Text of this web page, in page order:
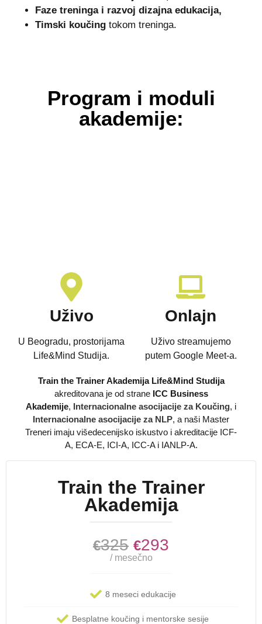
Faze treninga i razvoj dizajna edukacija,
Timski koučing tokom treninga.
Program i moduli
akademije:
Uživo
U Beogradu, prostorijama
Life&Mind Studija.
Onlajn
Uživo streamujemo
putem Google Meet-a.
Train the Trainer Akademija Life&Mind Studija
akreditovana je od strane ICC Business
Akademije, Internacionalne asocijacije za Koučing, i
Internacionalne asocijacije za NLP, a naši Master
Treneri imaju višedecenijsko iskustvo i akreditacije ICF-
A, ECA-E, ICI-A, ICC-A i IANLP-A.
Train the Trainer
Akademija
€325 €293
/ mesečno
8 meseci edukacije
Besplatne koučing i mentorske sesije